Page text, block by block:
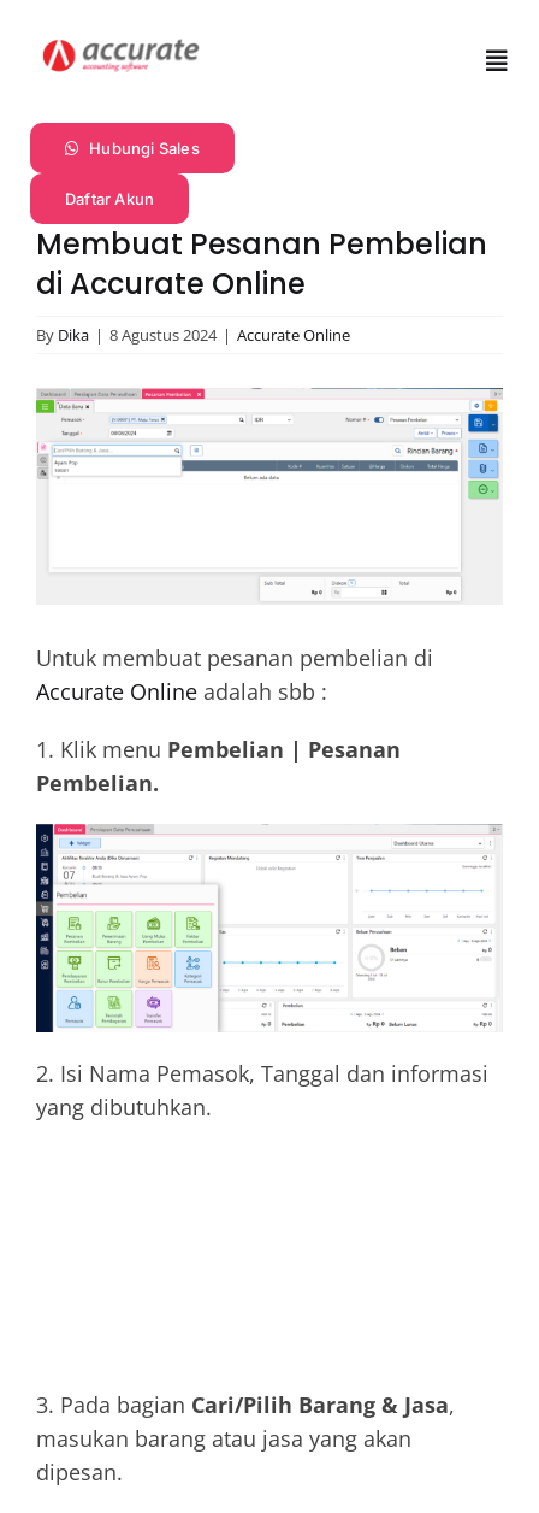
Profil
Produk
Harga
Promo
Hubungi Sales
Daftar Akun
Membuat Pesanan Pembelian
di Accurate Online
By Dika | 8 Agustus 2024 | Accurate Online
View
Larger
Image
Untuk membuat pesanan pembelian di
Accurate Online adalah sbb :
1. Klik menu Pembelian | Pesanan
Pembelian.
2. Isi Nama Pemasok, Tanggal dan informasi
yang dibutuhkan.
3. Pada bagian Cari/Pilih Barang & Jasa,
masukan barang atau jasa yang akan
dipesan.